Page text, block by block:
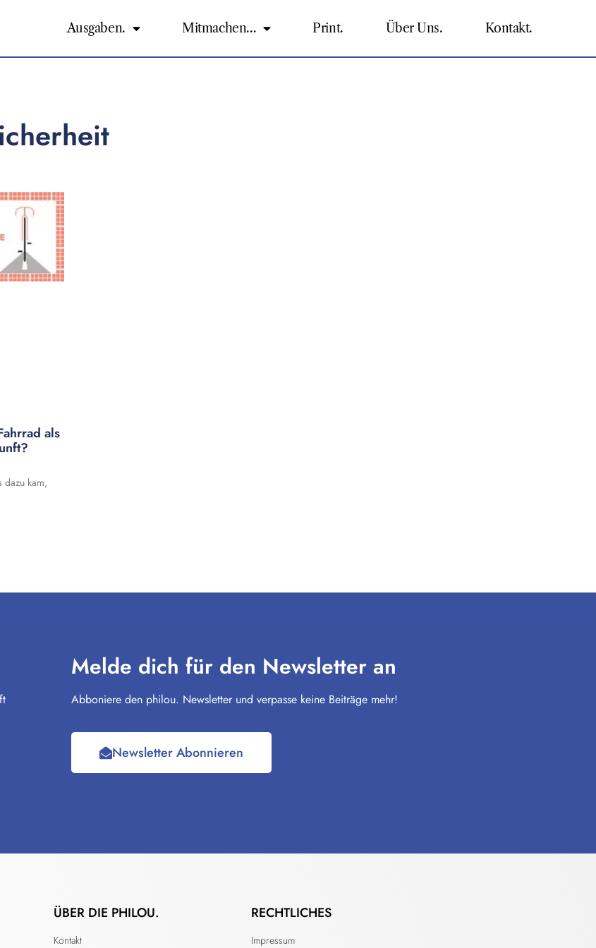
Ausgaben. Mitmachen… Print. Über Uns. Kontakt.
als
kam,
Melde dich für den Newsletter an
Abboniere den philou. Newsletter und verpasse keine Beiträge mehr!
Newsletter Abonnieren
ÜBER DIE PHILOU.
Kontakt
RECHTLICHES
Impressum